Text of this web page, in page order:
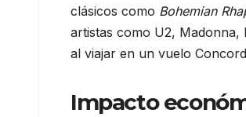
clásicos como Bohemian
artistas como U2,
al viajar en un vuelo
Impacto